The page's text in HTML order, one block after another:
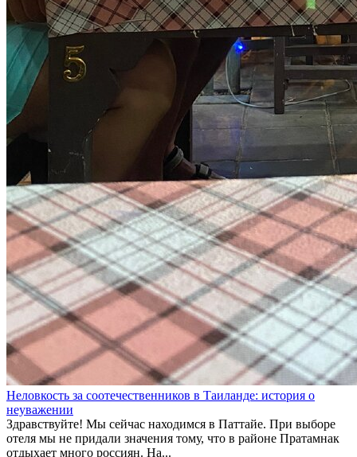
Неловкость за соотечественников в Таиланде: история о
неуважении
Здравствуйте! Мы сейчас находимся в Паттайе. При выборе
отеля мы не придали значения тому, что в районе Пратамнак
отдыхает много россиян. На...